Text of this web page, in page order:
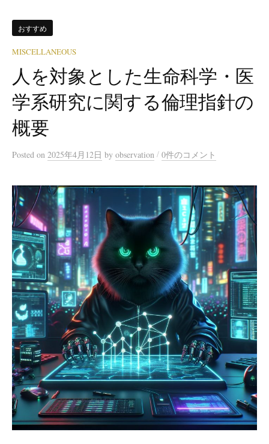
おすすめ
MISCELLANEOUS
人を対象とした生命科学・医
学系研究に関する倫理指針の
概要
Posted on 2025年4月12日 by observation / 0件のコメント